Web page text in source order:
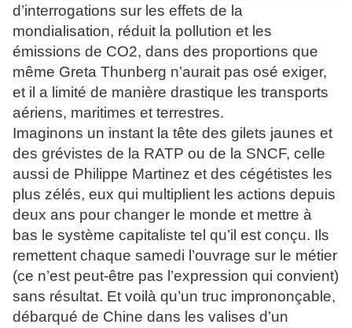
d’interrogations sur les effets de la
mondialisation, réduit la pollution et les
émissions de CO2, dans des proportions que
même Greta Thunberg n’aurait pas osé exiger,
et il a limité de manière drastique les transports
aériens, maritimes et terrestres.
Imaginons un instant la tête des gilets jaunes et
des grévistes de la RATP ou de la SNCF, celle
aussi de Philippe Martinez et des cégétistes les
plus zélés, eux qui multiplient les actions depuis
deux ans pour changer le monde et mettre à
bas le système capitaliste tel qu’il est conçu. Ils
remettent chaque samedi l’ouvrage sur le métier
(ce n’est peut-être pas l’expression qui convient)
sans résultat. Et voilà qu’un truc imprononçable,
débarqué de Chine dans les valises d’un